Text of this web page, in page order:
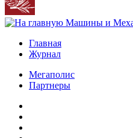
Главная
Журнал
Мегаполис
Партнеры